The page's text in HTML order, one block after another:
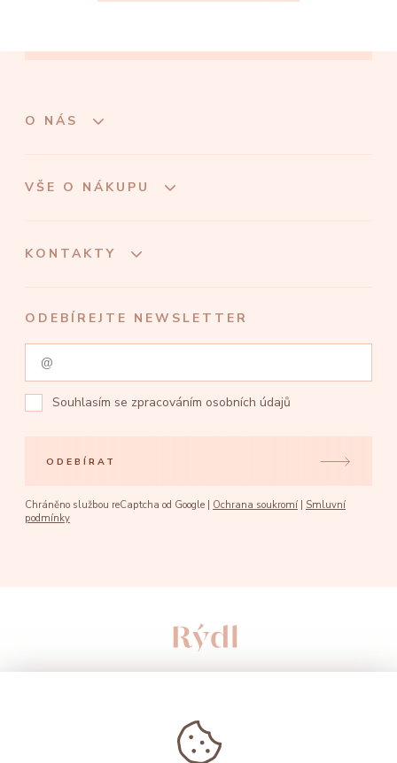
O NÁS
VŠE O NÁKUPU
KONTAKTY
ODEBÍREJTE NEWSLETTER
Souhlasím se zpracováním osobních údajů
ODEBÍRAT
Chráněno službou reCaptcha od Google | Ochrana soukromí
Smluvní
podmínky